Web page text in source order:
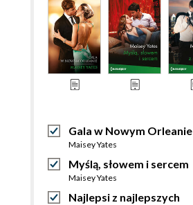
Gala w Nowym Orleanie
Maisey Yates
Myślą, słowem i sercem
Maisey Yates
Najlepsi z najlepszych